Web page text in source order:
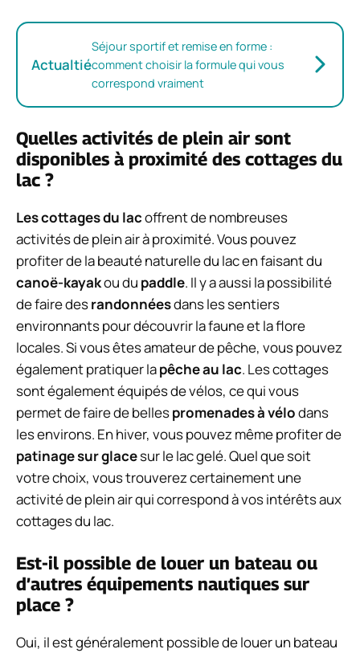
Actualtié
Séjour sportif et remise en forme :
comment choisir la formule qui vous
correspond vraiment
Quelles activités de plein air sont
disponibles à proximité des cottages du
lac ?
Les cottages du lacoffrent de nombreuses
activités de plein air à proximité. Vous pouvez
profiter de la beauté naturelle du lac en faisant du
canoë-kayakou du paddle. Il y a aussi la possibilité
de faire desrandonnéesdans les sentiers
environnants pour découvrir la faune et la flore
locales. Si vous êtes amateur de pêche, vous pouvez
également pratiquer lapêche au lac. Les cottages
sont également équipés de vélos, ce qui vous
permet de faire de bellespromenades à vélodans
les environs. En hiver, vous pouvez même profiter de
patinage sur glacesur le lac gelé. Quel que soit
votre choix, vous trouverez certainement une
activité de plein air qui correspond à vos intérêts aux
cottages du lac.
Est-il possible de louer un bateau ou
d’autres équipements nautiques sur
place ?
Oui, il est généralement possible de louer un bateau